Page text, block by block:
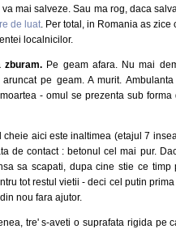
mai salveze. Sau ma rog, daca
de luat . Per total, in Romania as
localnicilor.
zburam.Pe geam afara. Nu mai
pe geam. A murit.
- omul se prezenta sub
cheie aici este inaltimea (etajul 7
de contact : betonul cel mai pur.
sa scapati, dupa cine stie ce timp
tot restul vietii - deci cel putin
nou fara ajutor.
tre' s-aveti o suprafata rigida pe